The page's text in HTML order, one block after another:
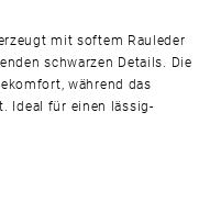
mit softem Rauleder
schwarzen Details. Die
während das
Ideal für einen lässig-